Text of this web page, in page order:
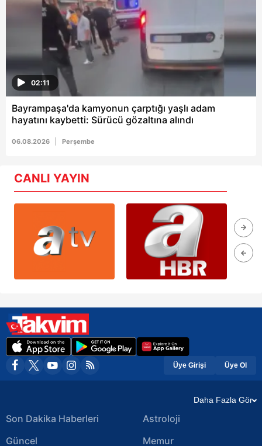
02:11
Bayrampaşa'da kamyonun çarptığı yaşlı adam
hayatını kaybetti: Sürücü gözaltına alındı
06.08.2026 Perşembe
CANLI YAYIN
Üye Girişi Üye Ol
Daha Fazla Gör
Son Dakika Haberleri
Güncel
Astroloji
Memur